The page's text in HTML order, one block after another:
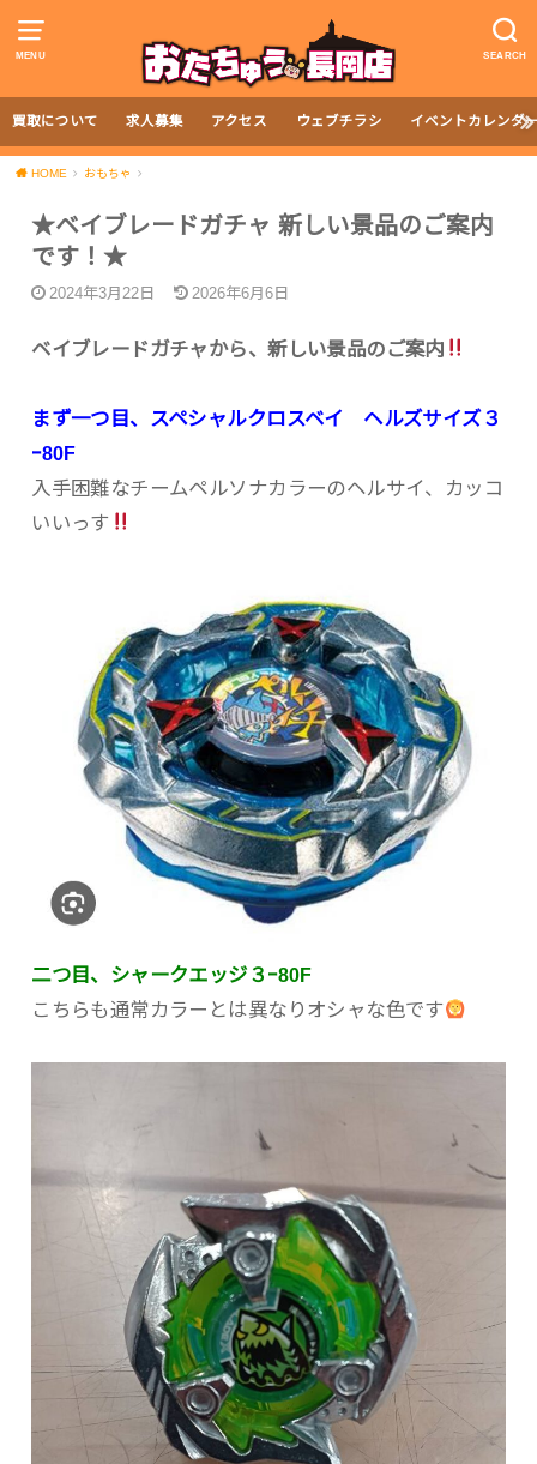
MENU SEARCH
買取について 求人募集 アクセス ウェブチラシ イベントカレンダ
HOME おもちゃ
★ベイブレードガチャ 新しい景品のご案内
です！★
2024年3月22日 2026年6月6日
ベイブレードガチャから、新しい景品のご案内
まず一つ目、スペシャルクロスベイ ヘルズサイズ３
ｰ80F
入手困難なチームペルソナカラーのヘルサイ、カッコ
いいっす
二つ目、シャークエッジ３ｰ80F
こちらも通常カラーとは異なりオシャな色です